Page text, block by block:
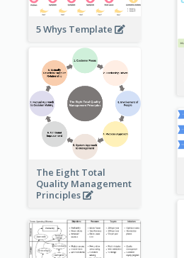
5 Whys Template
The Eight Total
Quality Management
Principles